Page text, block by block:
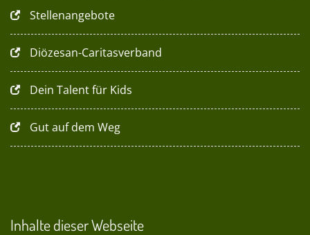
Stellenangebote
Diözesan-Caritasverband
Dein Talent für Kids
Gut auf dem Weg
Inhalte dieser Webseite